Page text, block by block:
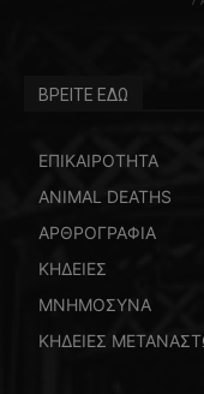
ΒΡΕΙΤΕ ΕΔΩ
ΕΠΙΚΑΙΡΟΤΗΤΑ
ANIMAL DEATHS
ΑΡΘΡΟΓΡΑΦΙΑ
ΚΗΔΕΙΕΣ
ΜΝΗΜΟΣΥΝΑ
ΚΗΔΕΙΕΣ